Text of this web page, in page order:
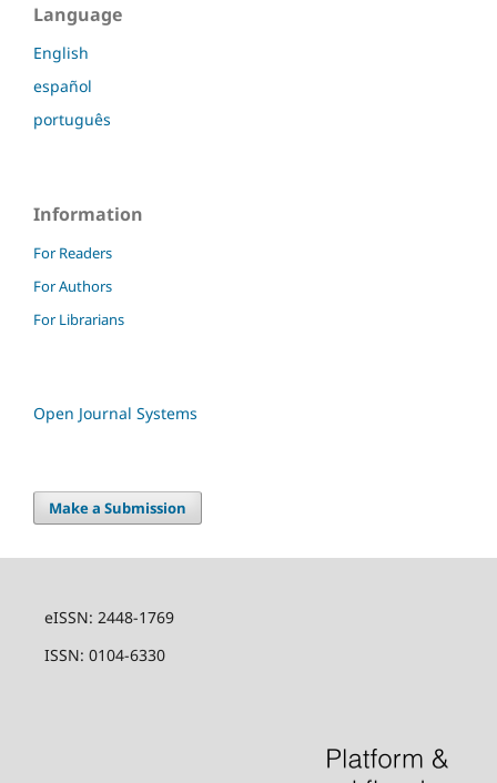
Language
English
español
português
Information
For Readers
For Authors
For Librarians
Open Journal Systems
Make a Submission
eISSN: 2448-1769
ISSN: 0104-6330